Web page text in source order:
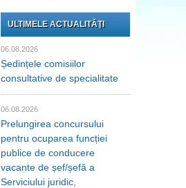
ULTIMELE ACTUALITĂŢI
06.08.2026
Ședințele comisiilor
consultative de specialitate
06.08.2026
Prelungirea concursului
pentru ocuparea funcției
publice de conducere
vacante de șef/șefă a
Serviciului juridic,